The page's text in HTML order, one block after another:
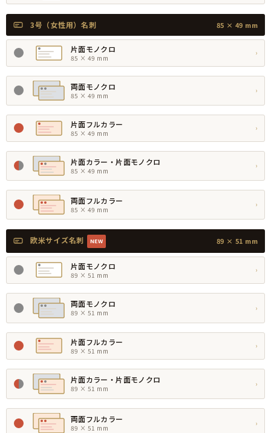
3号（女性用）名刺 85 × 49 mm
片面モノクロ
85 × 49 mm
›
両面モノクロ
85 × 49 mm
›
片面フルカラー
85 × 49 mm
›
片面カラー・片面モノクロ
85 × 49 mm
›
両面フルカラー
85 × 49 mm
›
欧米サイズ名刺 NEW 89 × 51 mm
片面モノクロ
89 × 51 mm
›
両面モノクロ
89 × 51 mm
›
片面フルカラー
89 × 51 mm
›
片面カラー・片面モノクロ
89 × 51 mm
›
両面フルカラー
89 × 51 mm
›